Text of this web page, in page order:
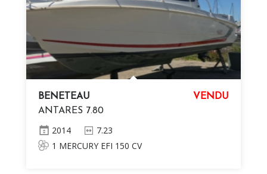
BENETEAU
ANTARES 7.80
VENDU
2014
7.23
1 MERCURY EFI 150 CV